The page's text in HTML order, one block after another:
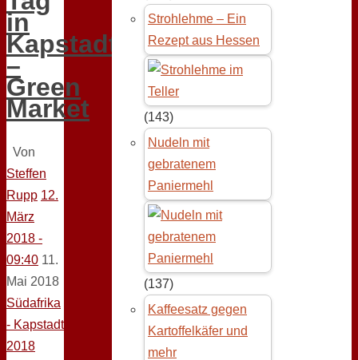
in
Kapstadt
–
Green
Market
Von
Steffen
Rupp 12.
März
2018 -
09:40 11.
Mai 2018
Südafrika
- Kapstadt
2018
Strohlehme – Ein
Rezept aus Hessen
(143)
Nudeln mit
gebratenem
Paniermehl
(137)
Kaffeesatz gegen
Kartoffelkäfer und
mehr